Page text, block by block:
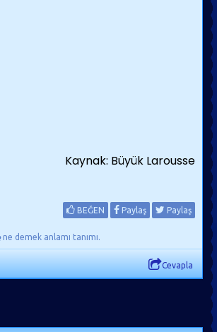
Kaynak: Büyük Larousse
BEĞEN Paylaş Paylaş
ne demek anlamı tanımı.
Cevapla